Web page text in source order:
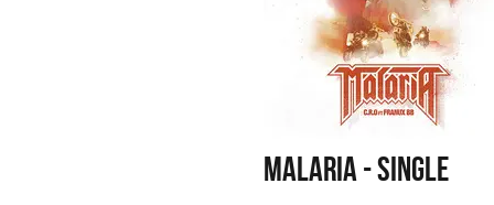
MALARIA - SINGLE